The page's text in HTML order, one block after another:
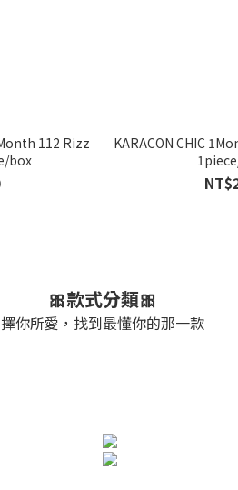
112 Rizz
box
KARACON CHIC
🎀款式分類🎀
擇你所愛，找到最懂你的那一款